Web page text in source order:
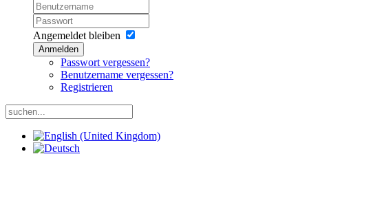
Angemeldet bleiben
Anmelden
Passwort vergessen?
Benutzername vergessen?
Registrieren